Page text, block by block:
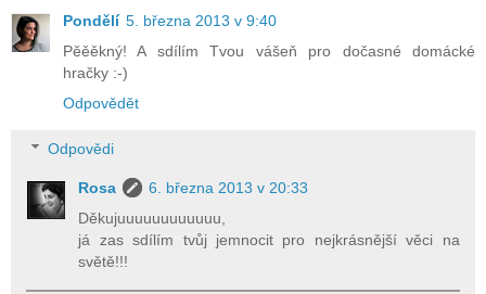
Pondělí 5. března 2013 v 9:40
Pěěěkný! A sdílím Tvou vášeň pro dočasné domácké
hračky :-)
Odpovědět
Odpovědi
Rosa
6. března 2013 v 20:33
Děkujuuuuuuuuuuuu,
já zas sdílím tvůj jemnocit pro nejkrásnější věci na
světě!!!